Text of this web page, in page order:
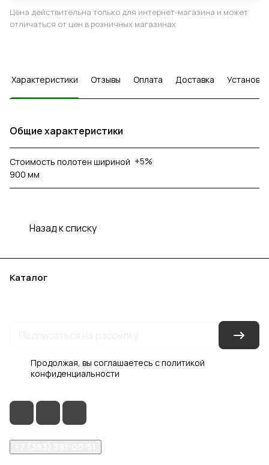
Цена действительна только для интернет-магазина и может
отличаться от цен в розничных магазинах
Характеристики Отзывы Оплата Доставка Установка
Общие характеристики
Стоимость полотен шириной
900 мм
+5%
Назад к списку
Каталог
Продолжая, вы соглашаетесь сполитикой
конфиденциальности